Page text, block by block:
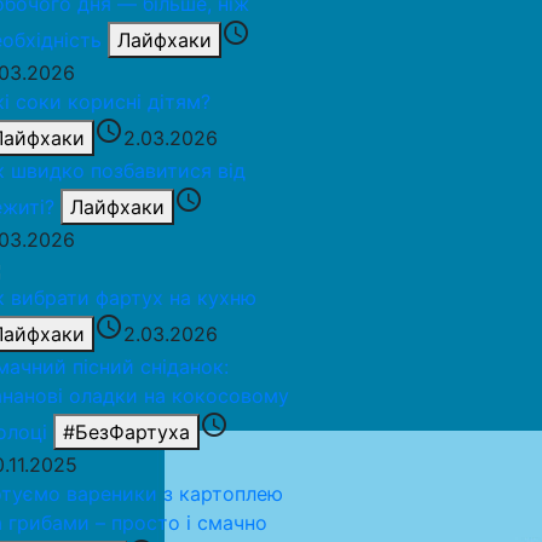
Лайфхаки access_time
соки корисні дітям?
access_time2.03.2026
швидко позбавитися від
Лайфхаки access_time
вибрати фартух на кухню
access_time2.03.2026
пісний сніданок:
оладки на кокосовому
#БезФартуха access_time
вареники з картоплею
грибами – просто і смачно